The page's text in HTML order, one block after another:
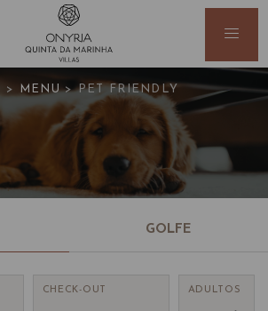
Pet Friendly
> MENU>PET FRIENDLY
GOLFE
CHECK-OUT ADULTOS